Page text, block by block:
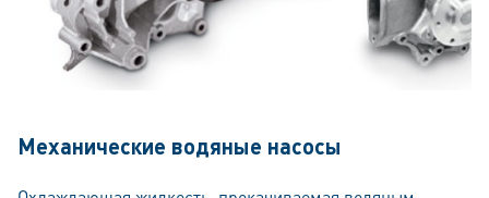
Механические водяные насосы